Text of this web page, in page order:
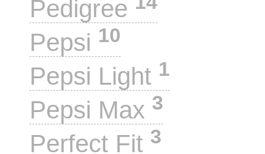
Pedigree
Pepsi 10
Pepsi Light 1
Pepsi Max 3
Perfect Fit 3